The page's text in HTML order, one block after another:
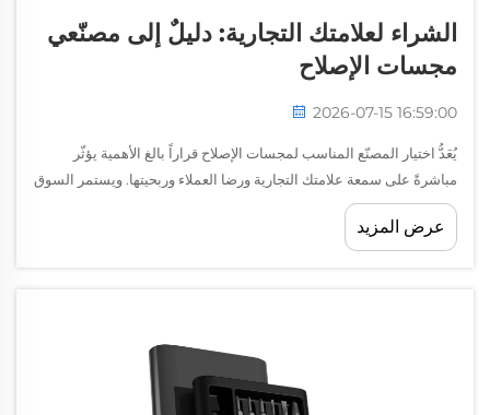
الشراء لعلامتك التجارية: دليلٌ إلى مصنّعي
مجسات الإصلاح
2026-07-15 16:59:00
يُعَدُّ اختيار المصنّع المناسب لمجسات الإصلاح قراراً بالغ الأهمية يؤثّر
مباشرةً على سمعة علامتك التجارية ورضا العملاء وربحيتها. ويستمر السوق
العالمي للأدوات الدقيقة في التوسّع، مع ازدياد الطلب على المجسات
عالية الجودة...
عرض المزيد